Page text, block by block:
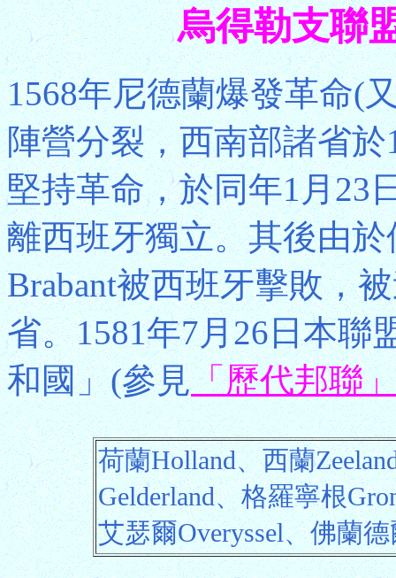
烏得勒支聯
1568年尼德蘭爆發革命(
陣營分裂，西南部諸省
堅持革命，於同年1月23
離西班牙獨立。其後由於
Brabant被西班牙擊敗，
省。1581年7月26日本聯
和國」(參見「歷代邦聯
荷蘭Holland、西蘭
Gelderland、格羅寧根
艾瑟爾Overyssel、佛蘭